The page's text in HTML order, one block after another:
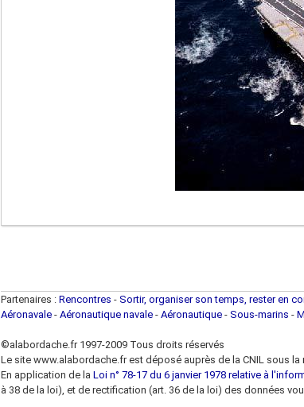
Partenaires : Rencontres - Sortir, organiser son temps, rester en
Aéronavale - Aéronautique navale - Aéronautique - Sous-marins -
©alabordache.fr 1997-2009 Tous droits réservés
Le site www.alabordache.fr est déposé auprès de la CNIL sous la
En application de la Loi n° 78-17 du 6 janvier 1978 relative à
à 38 de la loi), et de rectification (art. 36 de la loi) des données